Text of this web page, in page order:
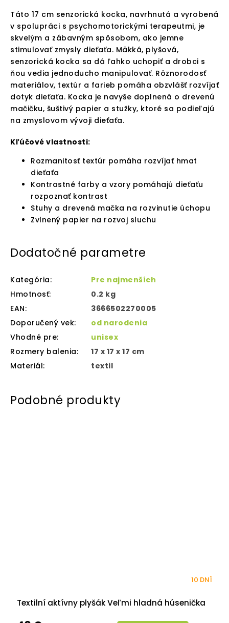
Táto 17 cm senzorická kocka, navrhnutá a vyrobená
v spolupráci s psychomotorickými terapeutmi, je
skvelým a zábavným spôsobom, ako jemne
stimulovať zmysly dieťaťa. Mäkká, plyšová,
senzorická kocka sa dá ľahko uchopiť a drobci s
ňou vedia jednoducho manipulovať. Rôznorodosť
materiálov, textúr a farieb pomáha obzvlášť rozvíjať
dotyk dieťaťa. Kocka je navyše doplnená o drevenú
mačičku, šuštivý papier a stužky, ktoré sa podieľajú
na zmyslovom vývoji dieťaťa.
Kľúčové vlastnosti:
Rozmanitosť textúr pomáha rozvíjať hmat
dieťaťa
Kontrastné farby a vzory pomáhajú dieťaťu
rozpoznať kontrast
Stuhy a drevená mačka na rozvinutie úchopu
Zvlnený papier na rozvoj sluchu
Dodatočné parametre
Kategória:
Pre najmenších
Hmotnosť:
0.2 kg
EAN:
3666502270005
Doporučený vek:
od narodenia
Vhodné pre:
unisex
Rozmery balenia:
17 x 17 x 17 cm
Materiál: textil
Textilní aktívny plyšák Veľmi hladná húsenička
10 DNÍ